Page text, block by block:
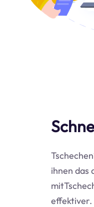
ihnen das
effektiver.